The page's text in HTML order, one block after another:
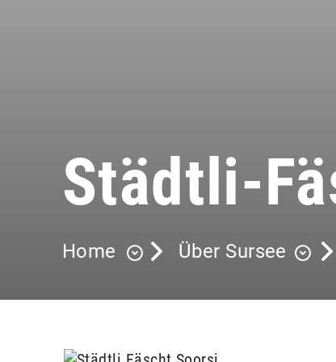
Städtli-
Home Über Sursee